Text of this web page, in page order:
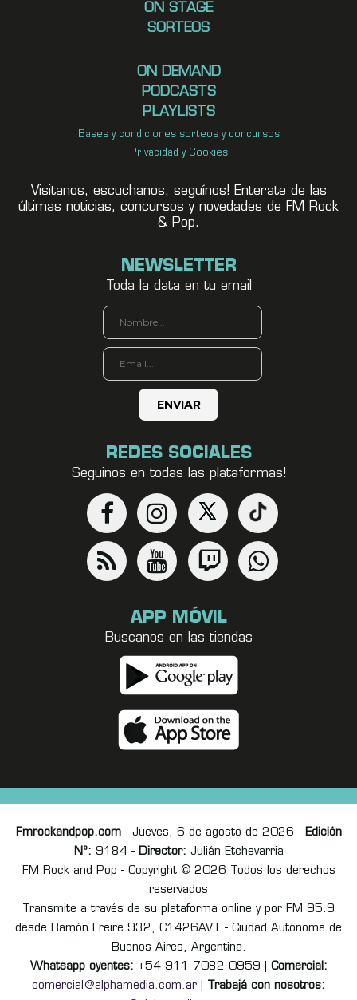
ON STAGE
SORTEOS
ON DEMAND
PODCASTS
PLAYLISTS
Bases y condiciones sorteos y concursos
Privacidad y Cookies
Visitanos, escuchanos, seguínos! Enterate de las
últimas noticias, concursos y novedades de FM Rock
& Pop.
NEWSLETTER
Toda la data en tu email
REDES SOCIALES
Seguinos en todas las plataformas!
APP MÓVIL
Buscanos en las tiendas
Fmrockandpop.com- Jueves, 6 de agosto de 2026 - Edición
Nº: 9184 - Director: Julián Etchevarria
FM Rock and Pop - Copyright © 2026 Todos los derechos
reservados
Transmite a través de su plataforma online y por FM 95.9
desde Ramón Freire 932, C1426AVT - Ciudad Autónoma de
Buenos Aires, Argentina.
Whatsapp oyentes: +54 911 7082 0959 | Comercial:
comercial@alphamedia.com.ar
Trabajá con nosotros: